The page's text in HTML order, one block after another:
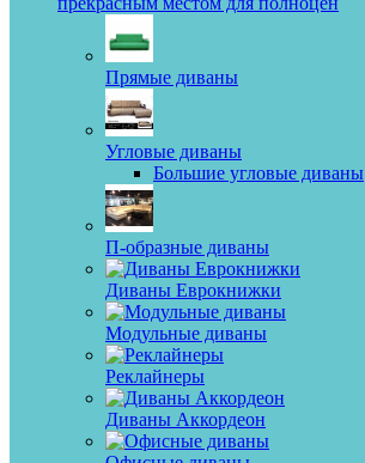
Прямые диваны
Угловые диваны
Большие угловые диваны
П-образные диваны
Диваны Еврокнижки
Модульные диваны
Реклайнеры
Диваны Аккордеон